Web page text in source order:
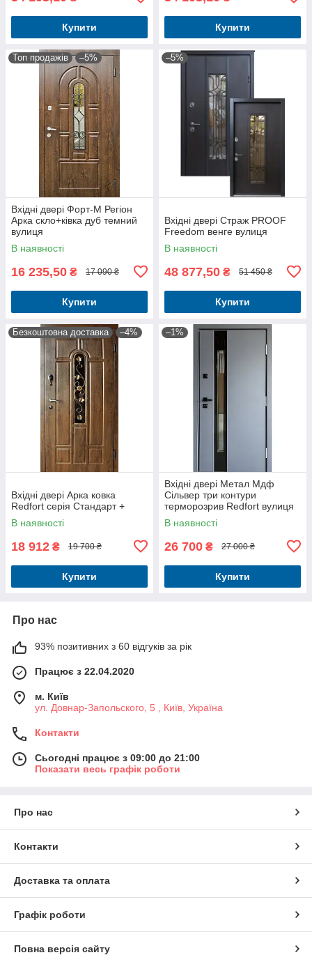
Купити Купити
Топ продажів –5%
Вхідні двері Форт-M Регіон
Арка скло+ківка дуб темний
вулиця
В наявності
16 235,50 ₴ 17 090 ₴
Купити
–5%
Вхідні двері Страж PROOF
Freedom венге вулиця
В наявності
48 877,50 ₴ 51 450 ₴
Купити
Безкоштовна доставка –4%
Вхідні двері Арка ковка
Redfort серія Стандарт +
В наявності
18 912 ₴ 19 700 ₴
Купити
–1%
Вхідні двері Метал Мдф
Сільвер три контури
терморозрив Redfort вулиця
В наявності
26 700 ₴ 27 000 ₴
Купити
Про нас
93% позитивних з 60 відгуків за рік
Працює з 22.04.2020
м. Київ
ул. Довнар-Запольского, 5 , Київ, Україна
Контакти
Сьогодні працює з 09:00 до 21:00
Показати весь графік роботи
Про нас
Контакти
Доставка та оплата
Графік роботи
Повна версія сайту